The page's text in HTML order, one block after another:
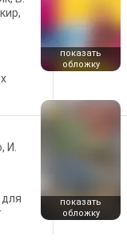
показать
обложку
И.
показать
обложку